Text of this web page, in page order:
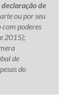
de
ou por seu
com poderes
2015);
de
do